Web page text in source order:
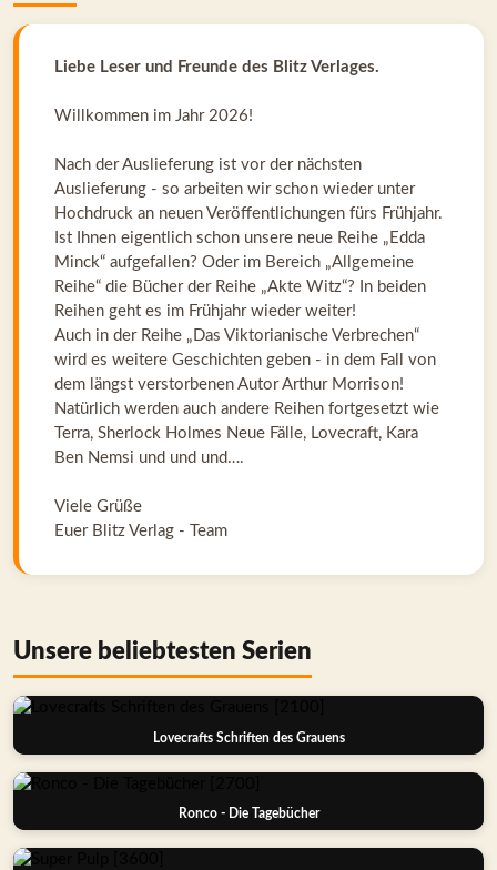
Liebe Leser und Freunde des Blitz Verlages.
Willkommen im Jahr 2026!
Nach der Auslieferung ist vor der nächsten
Auslieferung - so arbeiten wir schon wieder unter
Hochdruck an neuen Veröffentlichungen fürs Frühjahr.
Ist Ihnen eigentlich schon unsere neue Reihe „Edda
Minck“ aufgefallen? Oder im Bereich „Allgemeine
Reihe“ die Bücher der Reihe „Akte Witz“? In beiden
Reihen geht es im Frühjahr wieder weiter!
Auch in der Reihe „Das Viktorianische Verbrechen“
wird es weitere Geschichten geben - in dem Fall von
dem längst verstorbenen Autor Arthur Morrison!
Natürlich werden auch andere Reihen fortgesetzt wie
Terra, Sherlock Holmes Neue Fälle, Lovecraft, Kara
Ben Nemsi und und und….
Viele Grüße
Euer Blitz Verlag - Team
Unsere beliebtesten Serien
Lovecrafts Schriften des Grauens
Ronco - Die Tagebücher